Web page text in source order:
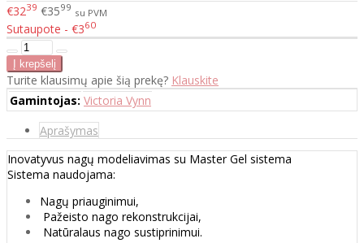
€3239 €3599 su PVM
Sutaupote - €360
Turite klausimų apie šią prekę? Klauskite
Gamintojas: Victoria Vynn
Aprašymas
Inovatyvus nagų modeliavimas su Master Gel sistema
Sistema naudojama:
Nagų priauginimui,
Pažeisto nago rekonstrukcijai,
Natūralaus nago sustiprinimui.